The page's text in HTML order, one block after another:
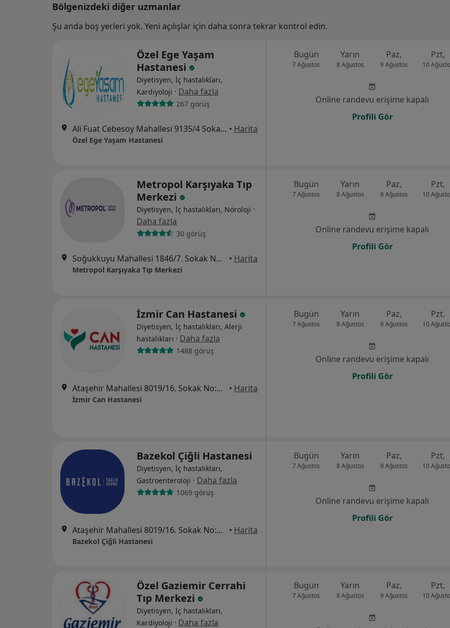
Bölgenizdeki diğer uzmanlar
Şu anda boş yerleri yok. Yeni açılışlar için daha sonra tekrar kontrol edin.
Özel Ege Yaşam
Hastanesi
Diyetisyen, İç hastalıkları,
Kardiyoloji · Daha fazla
267 görüş
Ali Fuat Cebesoy Mahallesi 9135/4 Sokak No:4, Karabağlar • Harita
Özel Ege Yaşam Hastanesi
Bugün
7 Ağustos
Yarın
8 Ağustos
Paz,
9 Ağustos
Pzt,
10
Online randevu erişime kapalı
Profili Gör
Metropol Karşıyaka Tıp
Merkezi
Diyetisyen, İç hastalıkları, Nöroloji ·
Daha fazla
30 görüş
Soğukkuyu Mahallesi 1846/7. Sokak No:3, Bayraklı • Harita
Metropol Karşıyaka Tıp Merkezi
Bugün
7 Ağustos
Yarın
8 Ağustos
Paz,
9 Ağustos
Pzt,
10
Online randevu erişime kapalı
Profili Gör
İzmir Can Hastanesi
Diyetisyen, İç hastalıkları, Alerji
hastalıkları · Daha fazla
1488 görüş
Ataşehir Mahallesi 8019/16. Sokak No:18, Çiğli • Harita
İzmir Can Hastanesi
Bugün
7 Ağustos
Yarın
8 Ağustos
Paz,
9 Ağustos
Pzt,
10
Online randevu erişime kapalı
Profili Gör
Bazekol Çiğli Hastanesi
Diyetisyen, İç hastalıkları,
Gastroenteroloji · Daha fazla
1069 görüş
Ataşehir Mahallesi 8019/16. Sokak No:4, Çiğli • Harita
Bazekol Çiğli Hastanesi
Bugün
7 Ağustos
Yarın
8 Ağustos
Paz,
9 Ağustos
Pzt,
10
Online randevu erişime kapalı
Profili Gör
Özel Gaziemir Cerrahi
Tıp Merkezi
Diyetisyen, İç hastalıkları,
Kardiyoloji · Daha fazla
Bugün
7 Ağustos
Yarın
8 Ağustos
Paz,
9 Ağustos
Pzt,
10